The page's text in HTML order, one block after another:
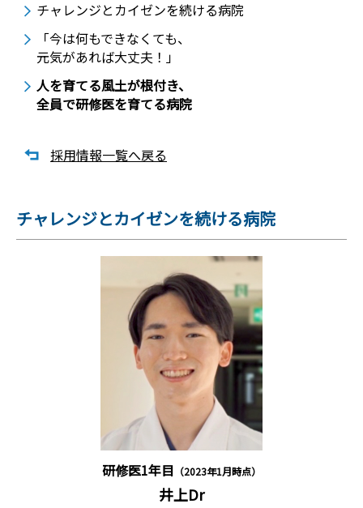
チャレンジとカイゼンを続ける病院
「今は何もできなくても、
元気があれば大丈夫！」
人を育てる風土が根付き、
全員で研修医を育てる病院
採用情報一覧へ戻る
チャレンジとカイゼンを続ける病院
研修医1年目 （2023年1月時点）
井上Dr